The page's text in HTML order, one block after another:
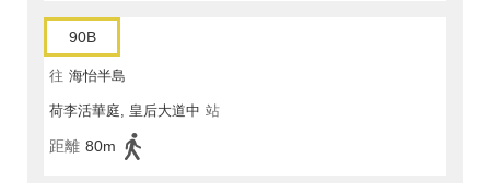
90B
往 海怡半島
荷李活華庭, 皇后大道中 站
距離 80m